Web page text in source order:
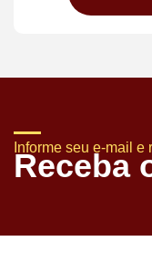
Informe seu e-mail
Receba